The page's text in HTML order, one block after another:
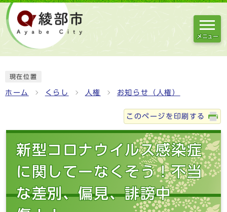
メニュー
現在位置
ホーム くらし 人権 お知らせ（人権）
このページを印刷する
新型コロナウイルス感染症
に関してーなくそう！不当
な差別、偏見、誹謗中